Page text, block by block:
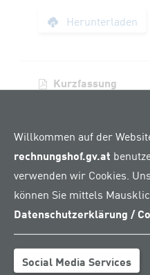
Willkommen auf der
rechnungshof.gv.at
verwenden wir Cookies.
können Sie mittels
Datenschutzerklärung /
Social Media Services
Herunterladen
Kurzfassung
Textteil Band 1
Herunterladen